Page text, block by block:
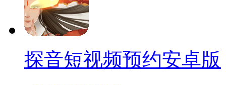
探音短视频预约安卓版